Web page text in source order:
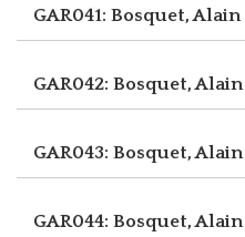
GAR041: Bosquet, Alain
GAR042: Bosquet, Alain
GAR043: Bosquet, Alain
GAR044: Bosquet, Alain